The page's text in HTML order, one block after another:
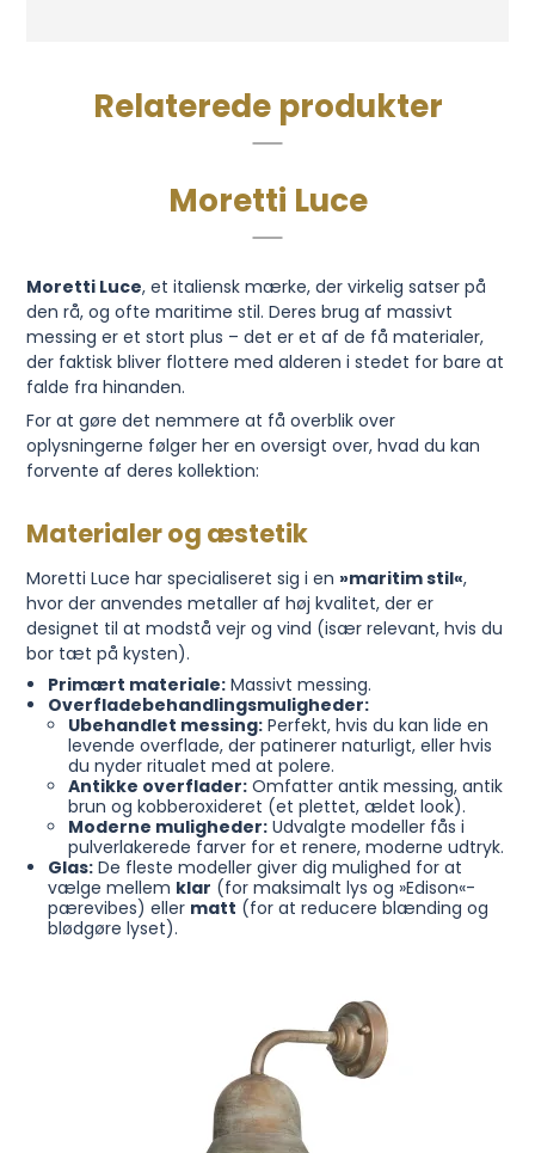
Relaterede produkter
Moretti Luce
Moretti Luce, et italiensk mærke, der virkelig satser på
den rå, og ofte maritime stil. Deres brug af massivt
messing er et stort plus – det er et af de få materialer,
der faktisk bliver flottere med alderen i stedet for bare at
falde fra hinanden.
For at gøre det nemmere at få overblik over
oplysningerne følger her en oversigt over, hvad du kan
forvente af deres kollektion:
Materialer og æstetik
Moretti Luce har specialiseret sig i en »maritim stil«,
hvor der anvendes metaller af høj kvalitet, der er
designet til at modstå vejr og vind (især relevant, hvis du
bor tæt på kysten).
Primært materiale:Massivt messing.
Overfladebehandlingsmuligheder:
Ubehandlet messing: Perfekt, hvis du kan lide en
levende overflade, der patinerer naturligt, eller hvis
du nyder ritualet med at polere.
Antikke overflader: Omfatter antik messing, antik
brun og kobberoxideret (et plettet, ældet look).
Moderne muligheder: Udvalgte modeller fås i
pulverlakerede farver for et renere, moderne udtryk.
Glas:De fleste modeller giver dig mulighed for at
vælge mellem klar (for maksimalt lys og »Edison«-
pærevibes) eller matt (for at reducere blænding og
blødgøre lyset).